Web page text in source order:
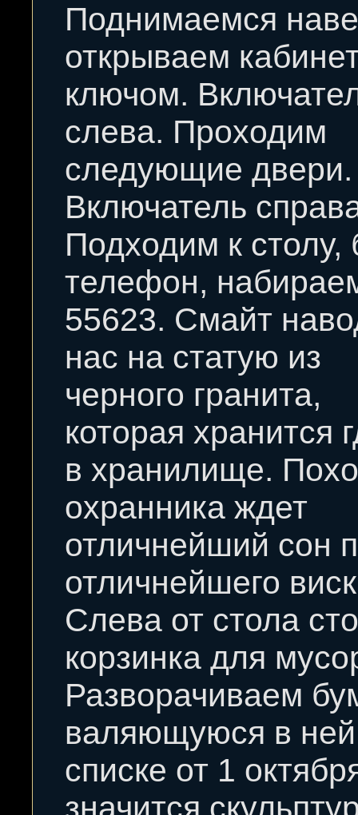
Поднимаемся
открываем
ключом.
слева. Проходим
следующие двери.
Включатель
Подходим к столу,
телефон,
55623. Смайт
нас на статую из
черного гранита,
которая хранится
в хранилище.
охранника ждет
отличнейший сон
отличнейшего
Слева от стола
корзинка для
Разворачиваем
валяющуюся в
списке от 1